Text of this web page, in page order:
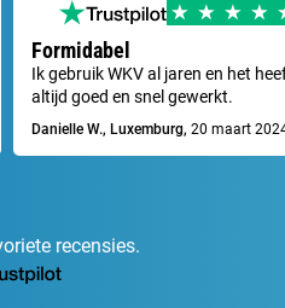
Formidabel
Ik gebruik WKV al jaren en het
altijd goed en snel gewerkt.
Danielle W., Luxemburg, 20 maart
recensies.